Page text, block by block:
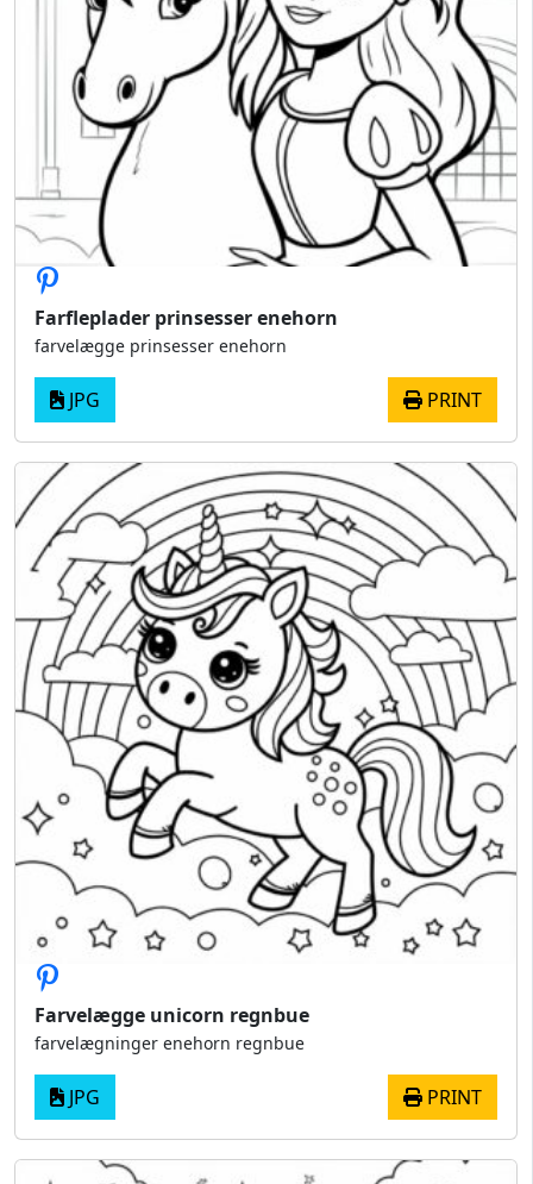
Farfleplader prinsesser enehorn
farvelægge prinsesser enehorn
JPG PRINT
Farvelægge unicorn regnbue
farvelægninger enehorn regnbue
JPG PRINT